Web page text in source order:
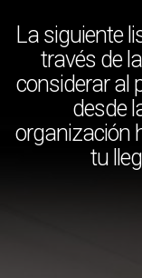
La siguiente
través de
considerar al
desde
organización
tu